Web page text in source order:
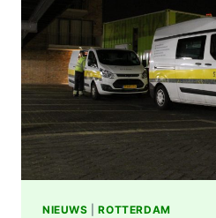
IN
BERKEL
EN
RODENRIJS
NIEUWS |ROTTERDAM